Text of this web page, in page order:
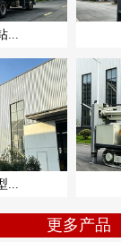
...
...
更多产品